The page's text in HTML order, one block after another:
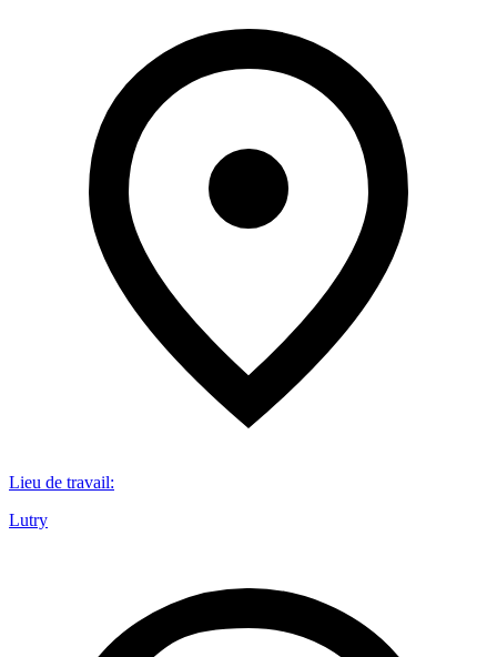
Lieu de travail:
Lutry